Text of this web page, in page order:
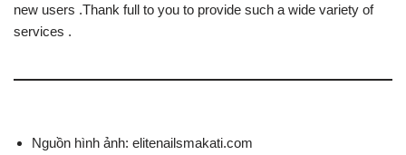
new users .Thank full to you to provide such a wide variety of
services .
Nguồn hình ảnh: elitenailsmakati.com